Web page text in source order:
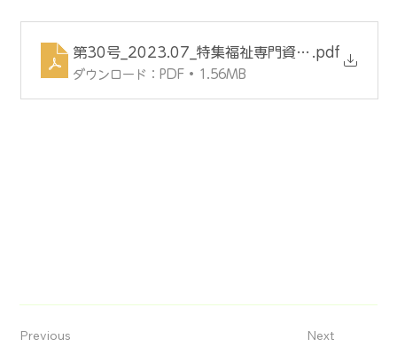
第30号_2023.07_特集福祉専門資格について
.pdf
ダウンロード：PDF • 1.56MB
Previous Next